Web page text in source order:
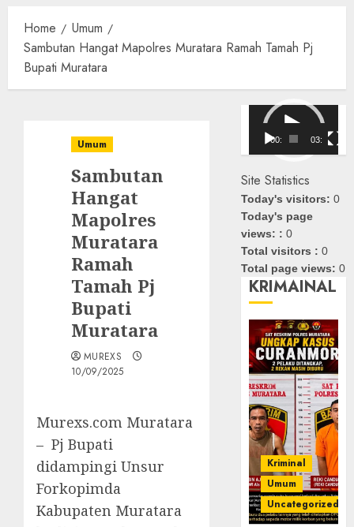
Home
Umum
Sambutan Hangat Mapolres Muratara Ramah Tamah Pj
Bupati Muratara
Umum
Sambutan
Hangat
Mapolres
Muratara
Ramah
Tamah Pj
Bupati
Muratara
MUREXS
10/09/2025
Murexs.com Muratara
– Pj Bupati
didampingi Unsur
Forkopimda
Kabupaten Muratara
Pemutar
Video
00:00 03:08
Site Statistics
Today's visitors:0
Today's page
views: :0
Total visitors :0
Total page views:0
KRIMAINAL
Kriminal
Umum
Uncategorized